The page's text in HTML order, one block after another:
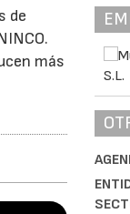
de
más